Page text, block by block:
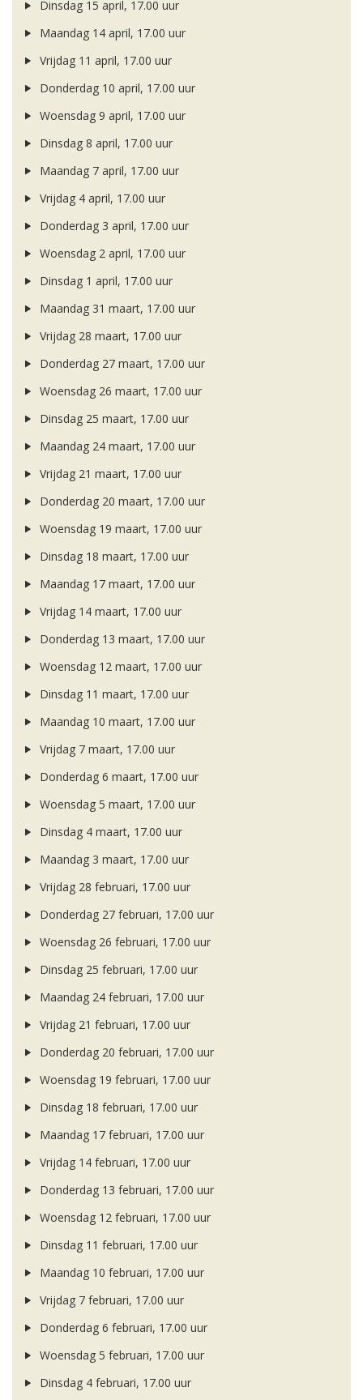
Dinsdag 15 april, 17.00 uur
Maandag 14 april, 17.00 uur
Vrijdag 11 april, 17.00 uur
Donderdag 10 april, 17.00 uur
Woensdag 9 april, 17.00 uur
Dinsdag 8 april, 17.00 uur
Maandag 7 april, 17.00 uur
Vrijdag 4 april, 17.00 uur
Donderdag 3 april, 17.00 uur
Woensdag 2 april, 17.00 uur
Dinsdag 1 april, 17.00 uur
Maandag 31 maart, 17.00 uur
Vrijdag 28 maart, 17.00 uur
Donderdag 27 maart, 17.00 uur
Woensdag 26 maart, 17.00 uur
Dinsdag 25 maart, 17.00 uur
Maandag 24 maart, 17.00 uur
Vrijdag 21 maart, 17.00 uur
Donderdag 20 maart, 17.00 uur
Woensdag 19 maart, 17.00 uur
Dinsdag 18 maart, 17.00 uur
Maandag 17 maart, 17.00 uur
Vrijdag 14 maart, 17.00 uur
Donderdag 13 maart, 17.00 uur
Woensdag 12 maart, 17.00 uur
Dinsdag 11 maart, 17.00 uur
Maandag 10 maart, 17.00 uur
Vrijdag 7 maart, 17.00 uur
Donderdag 6 maart, 17.00 uur
Woensdag 5 maart, 17.00 uur
Dinsdag 4 maart, 17.00 uur
Maandag 3 maart, 17.00 uur
Vrijdag 28 februari, 17.00 uur
Donderdag 27 februari, 17.00 uur
Woensdag 26 februari, 17.00 uur
Dinsdag 25 februari, 17.00 uur
Maandag 24 februari, 17.00 uur
Vrijdag 21 februari, 17.00 uur
Donderdag 20 februari, 17.00 uur
Woensdag 19 februari, 17.00 uur
Dinsdag 18 februari, 17.00 uur
Maandag 17 februari, 17.00 uur
Vrijdag 14 februari, 17.00 uur
Donderdag 13 februari, 17.00 uur
Woensdag 12 februari, 17.00 uur
Dinsdag 11 februari, 17.00 uur
Maandag 10 februari, 17.00 uur
Vrijdag 7 februari, 17.00 uur
Donderdag 6 februari, 17.00 uur
Woensdag 5 februari, 17.00 uur
Dinsdag 4 februari, 17.00 uur